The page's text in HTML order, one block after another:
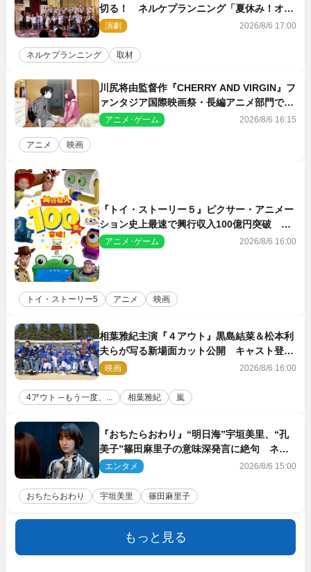
切る！ ネルケプランニング「夏休み！オ
ン・ワークショップ2026」レポート【最終
日】
演劇 2026/8/6 17:00
ネルケプランニング 取材
川尻将由監督作『CHERRY AND VIRGIN』フ
ァンタジア国際映画祭・長編アニメ部門で観
客賞・金賞受賞！
アニメ･ゲーム 2026/8/6 16:15
アニメ 映画
『トイ・ストーリー５』ピクサー・アニメー
ション史上最速で興行収入100億円突破 シ
リーズNo.1興収が目前
アニメ･ゲーム 2026/8/6 16:00
トイ・ストーリー5 アニメ 映画
相葉雅紀主演『４アウト』黒島結菜＆松本利
夫らが写る新場面カット公開 キャスト登壇
イベントも決定
映画 2026/8/6 16:00
4アウト ─もう一度、... 相葉雅紀 嵐
『おちたらおわり』“明日海”宇垣美里、“孔
美子”篠田麻里子の意味深発言に絶句 ネッ
ト驚き「まさか」「意外な展開」
エンタメ 2026/8/6 15:00
おちたらおわり 宇垣美里 篠田麻里子
もっと見る